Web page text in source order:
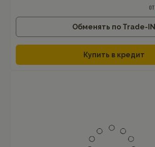
от
Обменять по Trade-IN
Купить в кредит